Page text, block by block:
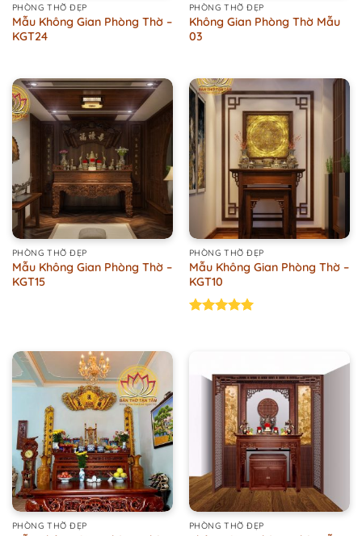
PHÒNG THỜ ĐẸP
Mẫu Không Gian Phòng Thờ –
KGT24
PHÒNG THỜ ĐẸP
Không Gian Phòng Thờ Mẫu
03
PHÒNG THỜ ĐẸP
Mẫu Không Gian Phòng Thờ –
KGT15
PHÒNG THỜ ĐẸP
Mẫu Không Gian Phòng Thờ –
KGT10
PHÒNG THỜ ĐẸP PHÒNG THỜ ĐẸP